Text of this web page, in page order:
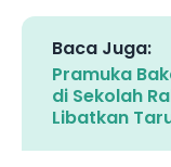
Baca Juga:
Pramuka
di Sekolah
Libatkan